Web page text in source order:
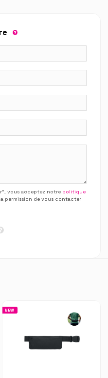
vous acceptez notre politique
permission de vous contacter
NEW